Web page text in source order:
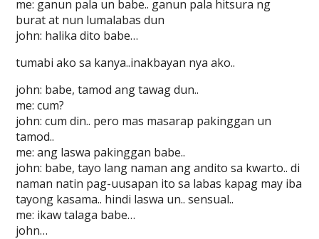
me: ganun pala un babe.. ganun pala hitsura ng
burat at nun lumalabas dun
john: halika dito babe…
tumabi ako sa kanya..inakbayan nya ako..
john: babe, tamod ang tawag dun..
me: cum?
john: cum din.. pero mas masarap pakinggan un
tamod..
me: ang laswa pakinggan babe..
john: babe, tayo lang naman ang andito sa kwarto.. di
naman natin pag-uusapan ito sa labas kapag may iba
tayong kasama.. hindi laswa un.. sensual..
me: ikaw talaga babe…
john…